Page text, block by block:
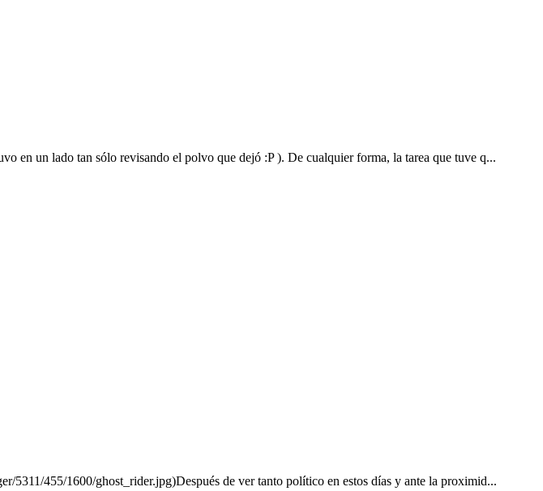
en un lado tan sólo revisando el polvo que dejó :P ). De cualquier forma, la tarea que tuve q...
455/1600/ghost_rider.jpg)Después de ver tanto político en estos días y ante la proximid...